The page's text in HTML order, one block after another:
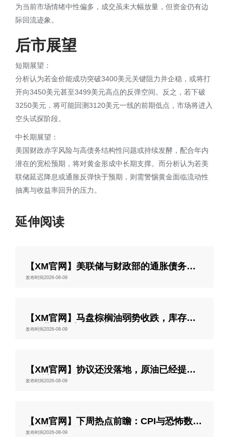
为当前市场情绪中性偏多，成交虽未大幅放量，但资金仍有边
际回流迹象。
后市展望
短期展望：
分析认为若金价能成功突破3400美元关键阻力并企稳，或将打
开向3450美元甚至3499美元高点的反弹空间。反之，若下破
3250美元，将可能回测3120美元一线的前期低点，市场将进入
空头试探阶段。
中长期展望：
美国财政赤字风险与高债务结构性问题或持续发酵，配合年内
潜在的宽松预期，将对黄金形成中长期支撑。而分析认为若美
联储延迟降息或通胀反弹快于预期，则需警惕黄金面临流动性
抽离与收益率回升的压力。
延伸阅读
【XM官网】美联储与财政部的通胀债务困
局
发布时间2026-08-09
【XM官网】马盘棕榈油弱势收跌，库存累
积预期压制市场情绪
发布时间2026-08-09
【XM官网】协议还没落地，原油已经提前
剧烈定价，接下来市场真正要验证什么？
发布时间2026-08-09
【XM官网】下周热点前瞻：CPI与恐怖数据
中寻找预期差
发布时间2026-08-09